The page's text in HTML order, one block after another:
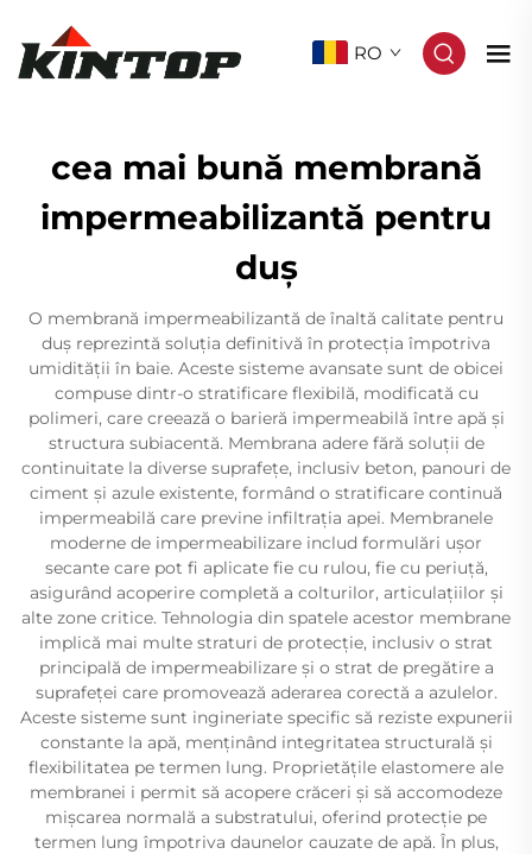
RO
cea mai bună membrană
impermeabilizantă pentru
duș
O membrană impermeabilizantă de înaltă calitate pentru
duș reprezintă soluția definitivă în protecția împotriva
umidității în baie. Aceste sisteme avansate sunt de obicei
compuse dintr-o stratificare flexibilă, modificată cu
polimeri, care creează o barieră impermeabilă între apă și
structura subiacentă. Membrana adere fără soluții de
continuitate la diverse suprafețe, inclusiv beton, panouri de
ciment și azule existente, formând o stratificare continuă
impermeabilă care previne infiltrația apei. Membranele
moderne de impermeabilizare includ formulări ușor
secante care pot fi aplicate fie cu rulou, fie cu periuță,
asigurând acoperire completă a colturilor, articulațiilor și
alte zone critice. Tehnologia din spatele acestor membrane
implică mai multe straturi de protecție, inclusiv o strat
principală de impermeabilizare și o strat de pregătire a
suprafeței care promovează aderarea corectă a azulelor.
Aceste sisteme sunt ingineriate specific să reziste expunerii
constante la apă, menținând integritatea structurală și
flexibilitatea pe termen lung. Proprietățile elastomere ale
membranei i permit să acopere crăceri și să accomodeze
mișcarea normală a substratului, oferind protecție pe
termen lung împotriva daunelor cauzate de apă. În plus,